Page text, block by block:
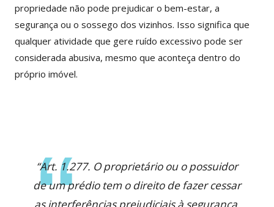
propriedade não pode prejudicar o bem-estar, a
segurança ou o sossego dos vizinhos. Isso significa que
qualquer atividade que gere ruído excessivo pode ser
considerada abusiva, mesmo que aconteça dentro do
próprio imóvel.
“Art. 1.277. O proprietário ou o possuidor
de um prédio tem o direito de fazer cessar